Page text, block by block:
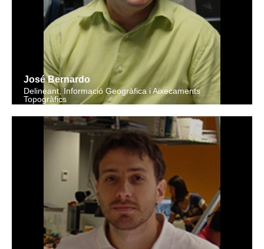
José Bernardo
Delineant, Informació Geogràfica i Aixecaments
Topogràfics